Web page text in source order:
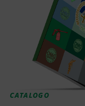
CATALOGO